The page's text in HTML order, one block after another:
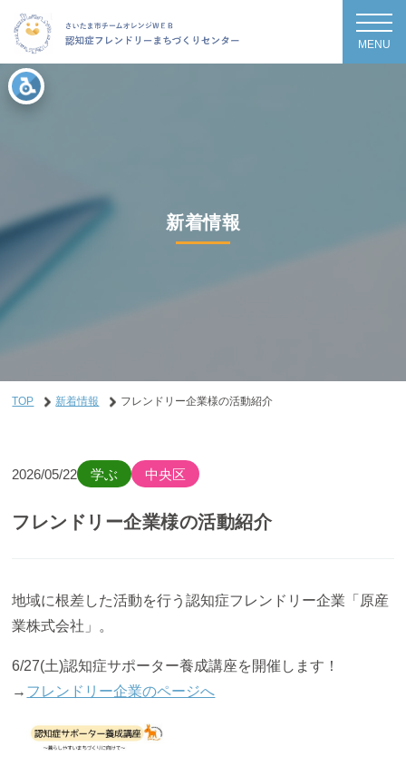
MENU
新着情報
TOP 新着情報 フレンドリー企業様の活動紹介
2026/05/22 学ぶ 中央区
フレンドリー企業様の活動紹介
地域に根差した活動を行う認知症フレンドリー企業「原産
業株式会社」。
6/27(土)認知症サポーター養成講座を開催します！
→ フレンドリー企業のページへ